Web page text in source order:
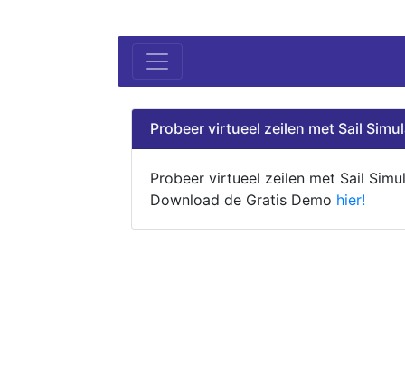
Probeer virtueel zeilen met Sail
Probeer virtueel zeilen met Sail
Download de Gratis Demo hier!